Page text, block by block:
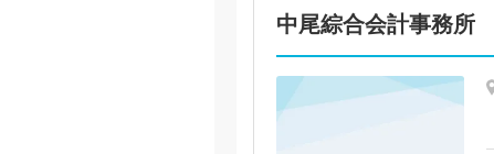
中尾綜合会計事務所